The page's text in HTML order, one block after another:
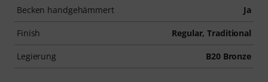
Becken handgehämmert Ja
Finish Regular, Traditional
Legierung B20 Bronze